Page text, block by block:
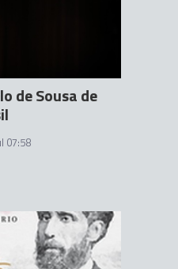
de Sousa de
07:58